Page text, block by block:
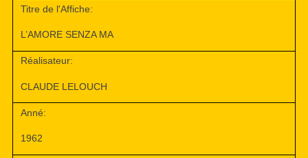
Titre de l'Affiche:
L’AMORE SENZA MA
Réalisateur:
CLAUDE LELOUCH
Anné:
1962